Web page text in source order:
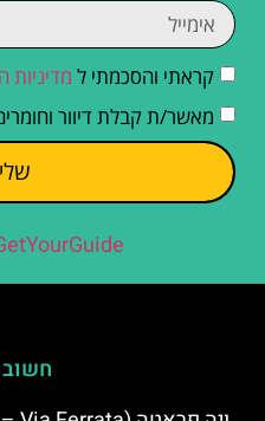
קראתי והסכמתי ל מדיניות
מאשר/ת קבלת דיוור